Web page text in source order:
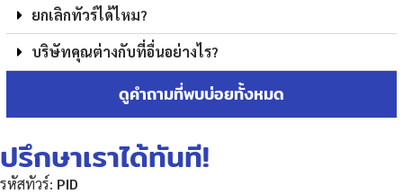
ยกเลิกทัวร์ได้ไหม?
บริษัทคุณต่างกับที่อื่นอย่างไร?
ดูคำถามที่พบบ่อยทั้งหมด
ปรึกษาเราได้ทันที!
รหัสทัวร์: PID